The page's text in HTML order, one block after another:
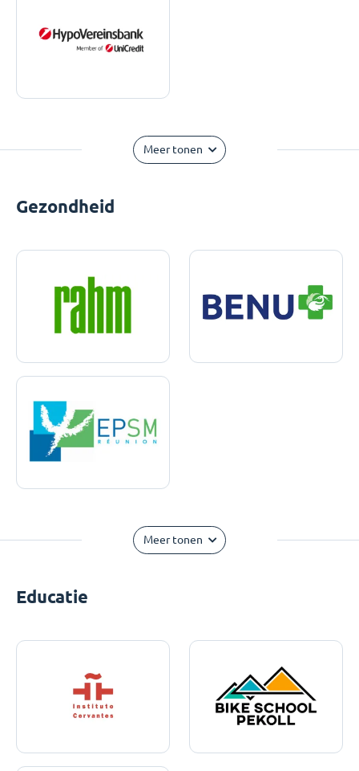
Meer tonen
Gezondheid
Meer tonen
Educatie